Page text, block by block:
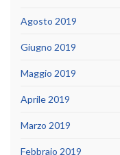
Agosto 2019
Giugno 2019
Maggio 2019
Aprile 2019
Marzo 2019
Febbraio 2019